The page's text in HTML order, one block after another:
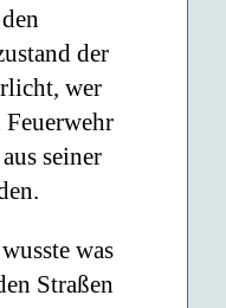
der
wer
seiner
was
Straßen